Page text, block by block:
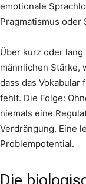
emotionale
Pragmatismus oder
Über kurz oder
männlichen Stärke,
dass das Vokabular
fehlt. Die Folge:
niemals eine
Verdrängung. Eine
Problempotential.